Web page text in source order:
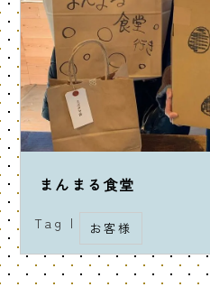
まんまる食堂
Tag | お客様